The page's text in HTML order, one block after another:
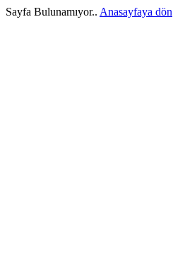
Sayfa Bulunamıyor.. Anasayfaya dön